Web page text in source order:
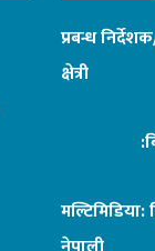
प्रबन्ध
क्षेत्री
मल्टिमिडिया: